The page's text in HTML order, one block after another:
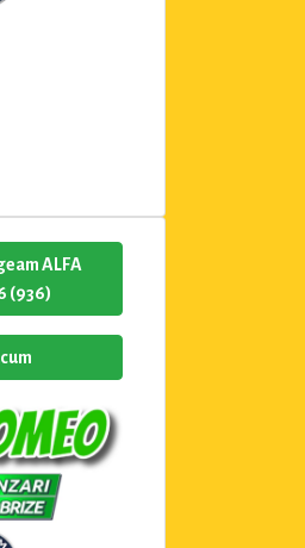
ALFA
(936)